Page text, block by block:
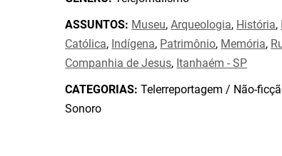
ASSUNTOS: Museu,Arqueologia, História,
Católica, Indígena, Patrimônio, Memória,
Companhia de Jesus, Itanhaém - SP
CATEGORIAS: Telerreportagem / Não-
Sonoro